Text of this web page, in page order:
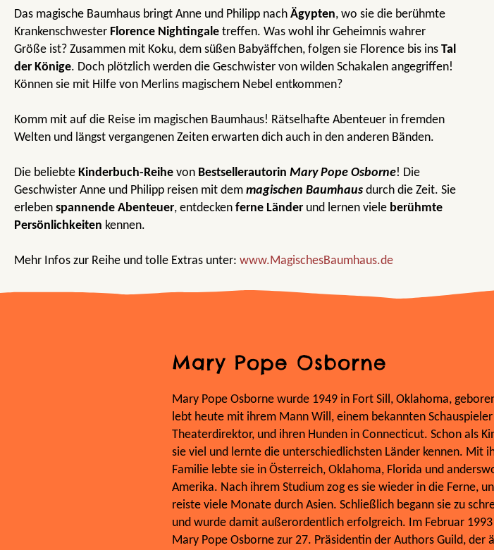
Das magische Baumhaus bringt Anne und Philipp nach Ägypten, wo sie die berühmte
Krankenschwester Florence Nightingale treffen. Was wohl ihr Geheimnis wahrer
Größe ist? Zusammen mit Koku, dem süßen Babyäffchen, folgen sie Florence bis ins Tal
der Könige. Doch plötzlich werden die Geschwister von wilden Schakalen angegriffen!
Können sie mit Hilfe von Merlins magischem Nebel entkommen?
Komm mit auf die Reise im magischen Baumhaus! Rätselhafte Abenteuer in fremden
Welten und längst vergangenen Zeiten erwarten dich auch in den anderen Bänden.
Die beliebte Kinderbuch-Reihe von Bestsellerautorin Mary Pope Osborne! Die
Geschwister Anne und Philipp reisen mit dem magischen Baumhaus durch die Zeit. Sie
erleben spannende Abenteuer, entdecken ferne Länder und lernen viele berühmte
Persönlichkeiten kennen.
Mehr Infos zur Reihe und tolle Extras unter: www.MagischesBaumhaus.de
Mary Pope Osborne
Mary Pope Osborne wurde 1949 in Fort Sill, Oklahoma,
lebt heute mit ihrem Mann Will, einem bekannten
Theaterdirektor, und ihren Hunden in Connecticut. Schon als
sie viel und lernte die unterschiedlichsten Länder kennen. Mit
Familie lebte sie in Österreich, Oklahoma, Florida und
Amerika. Nach ihrem Studium zog es sie wieder in die Ferne,
reiste viele Monate durch Asien. Schließlich begann sie zu
und wurde damit außerordentlich erfolgreich. Im Februar
Mary Pope Osborne zur 27. Präsidentin der Authors Guild, der